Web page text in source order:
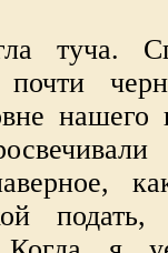
туча.
почти
нашего